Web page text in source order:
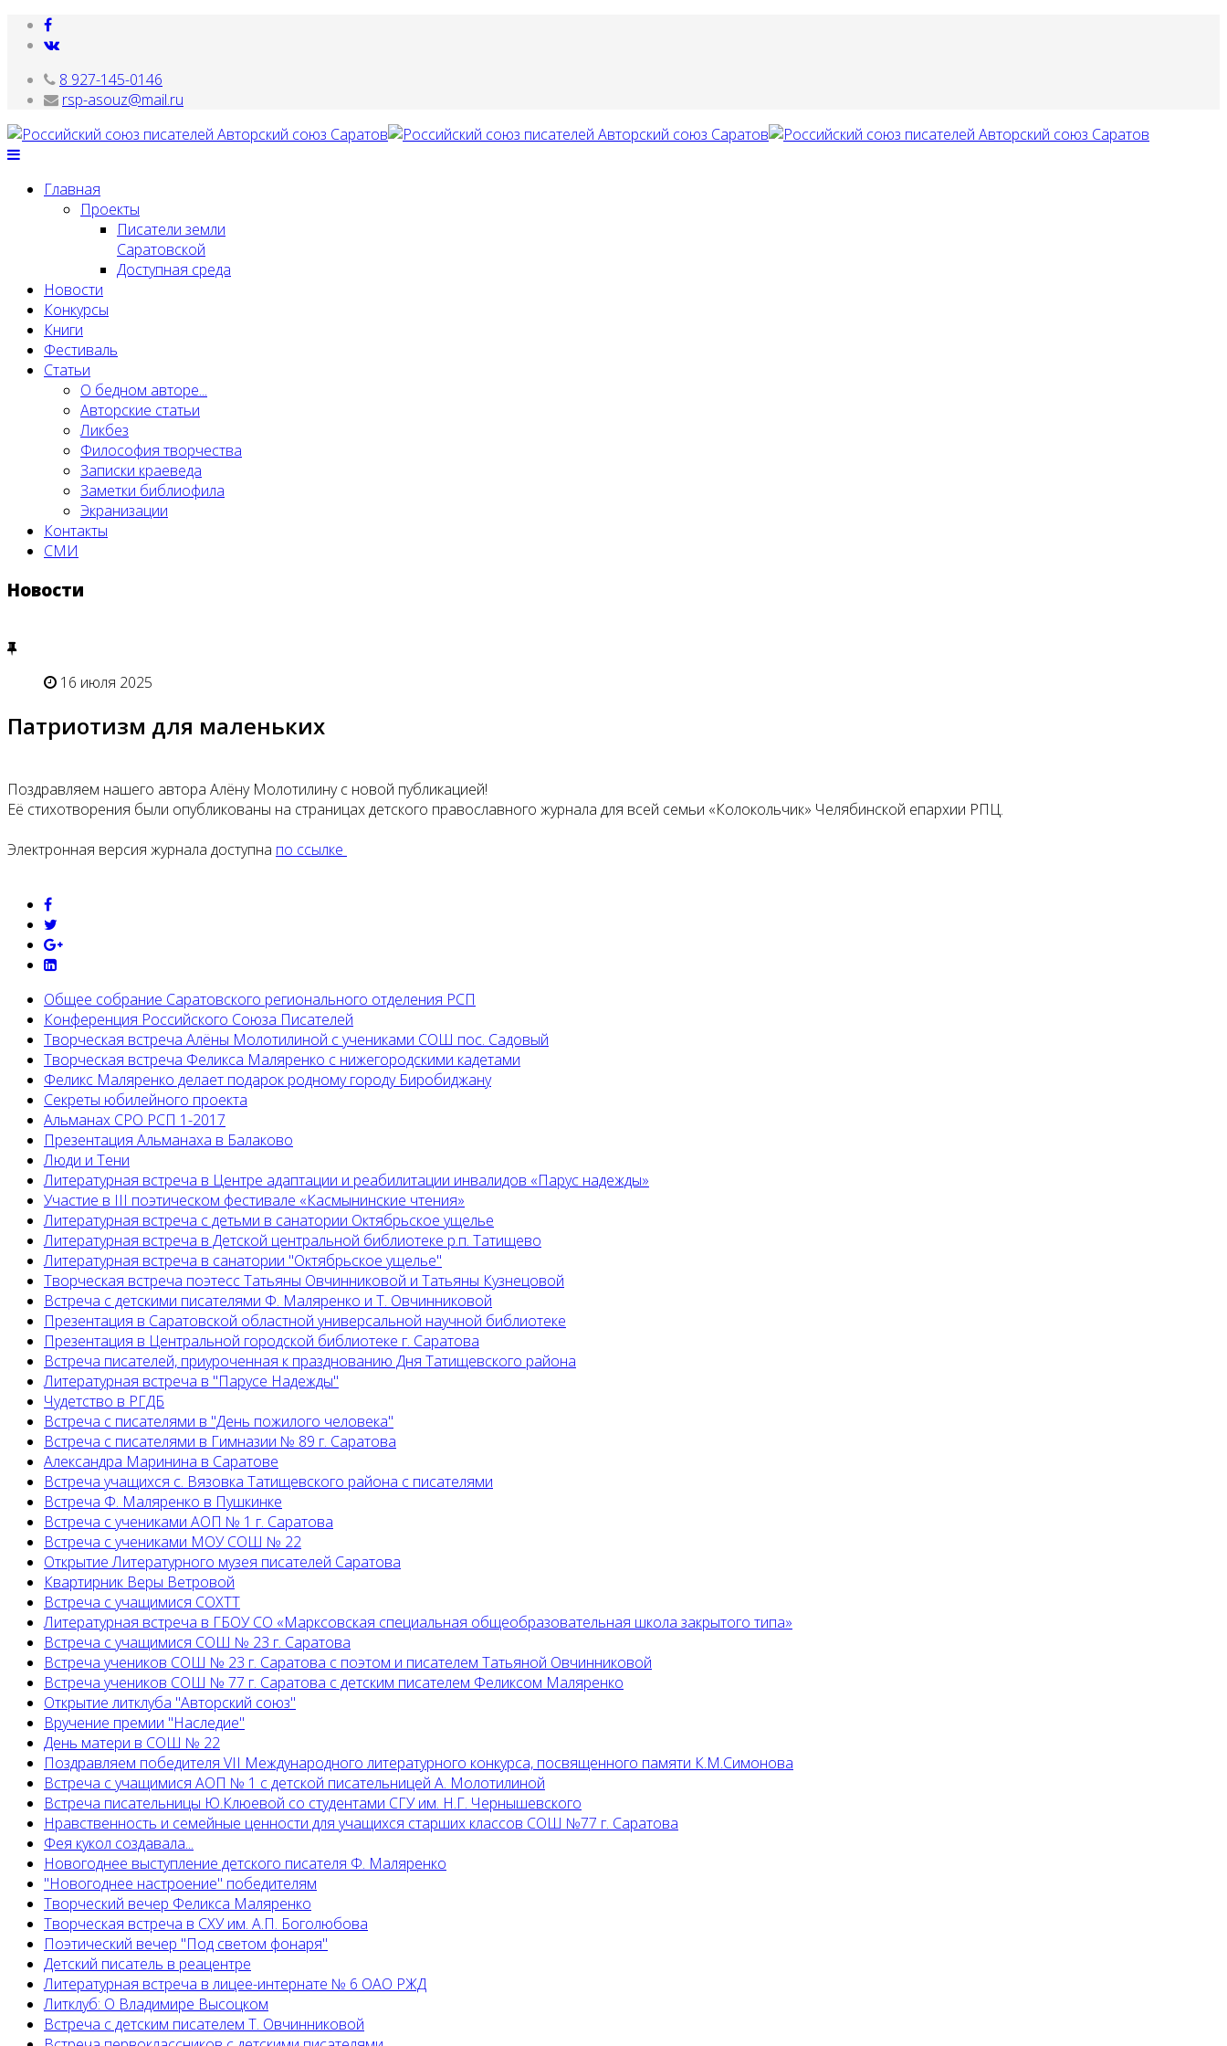
8 927-145-0146
rsp-asouz@mail.ru
Главная
Проекты
Писатели земли
Саратовской
Доступная среда
Новости
Конкурсы
Книги
Фестиваль
Статьи
О бедном авторе...
Авторские статьи
Ликбез
Философия творчества
Записки краеведа
Заметки библиофила
Экранизации
Контакты
СМИ
Новости
16 июля 2025
Патриотизм для маленьких
Поздравляем нашего автора Алёну Молотилину с новой публикацией!
Её стихотворения были опубликованы на страницах детского православного журнала для всей семьи «Колокольчик» Челябинской епархии РПЦ.
Электронная версия журнала доступна по ссылке
Общее собрание Саратовского регионального отделения РСП
Конференция Российского Союза Писателей
Творческая встреча Алёны Молотилиной с учениками СОШ пос. Садовый
Творческая встреча Феликса Маляренко с нижегородскими кадетами
Феликс Маляренко делает подарок родному городу Биробиджану
Секреты юбилейного проекта
Альманах СРО РСП 1-2017
Презентация Альманаха в Балаково
Люди и Тени
Литературная встреча в Центре адаптации и реабилитации инвалидов «Парус надежды»
Участие в III поэтическом фестивале «Касмынинские чтения»
Литературная встреча с детьми в санатории Октябрьское ущелье
Литературная встреча в Детской центральной библиотеке р.п. Татищево
Литературная встреча в санатории "Октябрьское ущелье"
Творческая встреча поэтесс Татьяны Овчинниковой и Татьяны Кузнецовой
Встреча с детскими писателями Ф. Маляренко и Т. Овчинниковой
Презентация в Саратовской областной универсальной научной библиотеке
Презентация в Центральной городской библиотеке г. Саратова
Встреча писателей, приуроченная к празднованию Дня Татищевского района
Литературная встреча в "Парусе Надежды"
Чудетство в РГДБ
Встреча с писателями в "День пожилого человека"
Встреча с писателями в Гимназии № 89 г. Саратова
Александра Маринина в Саратове
Встреча учащихся с. Вязовка Татищевского района с писателями
Встреча Ф. Маляренко в Пушкинке
Встреча с учениками АОП № 1 г. Саратова
Встреча с учениками МОУ СОШ № 22
Открытие Литературного музея писателей Саратова
Квартирник Веры Ветровой
Встреча с учащимися СОХТТ
Литературная встреча в ГБОУ СО «Марксовская специальная общеобразовательная школа закрытого типа»
Встреча с учащимися СОШ № 23 г. Саратова
Встреча учеников СОШ № 23 г. Саратова с поэтом и писателем Татьяной Овчинниковой
Встреча учеников СОШ № 77 г. Саратова с детским писателем Феликсом Маляренко
Открытие литклуба "Авторский союз"
Вручение премии "Наследие"
День матери в СОШ № 22
Поздравляем победителя VII Международного литературного конкурса, посвященного памяти К.М.Симонова
Встреча с учащимися АОП № 1 с детской писательницей А. Молотилиной
Встреча писательницы Ю.Клюевой со студентами СГУ им. Н.Г. Чернышевского
Нравственность и семейные ценности для учащихся старших классов СОШ №77 г. Саратова
Фея кукол создавала...
Новогоднее выступление детского писателя Ф. Маляренко
"Новогоднее настроение" победителям
Творческий вечер Феликса Маляренко
Творческая встреча в СХУ им. А.П. Боголюбова
Поэтический вечер "Под светом фонаря"
Детский писатель в реацентре
Литературная встреча в лицее-интернате № 6 ОАО РЖД
Литклуб: О Владимире Высоцком
Встреча с детским писателем Т. Овчинниковой